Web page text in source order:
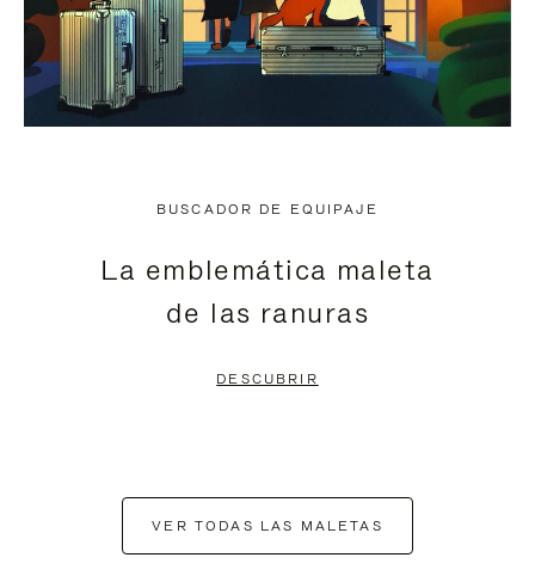
BUSCADOR DE EQUIPAJE
La emblemática maleta
de las ranuras
DESCUBRIR
VER TODAS LAS MALETAS